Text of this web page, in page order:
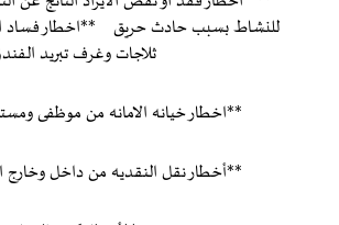
للنشاط بسبب حادث حريق **اخطار فساد
ثلاجات وغرف تبريد الفندق
**اخطار خيانه الامانه من موظفى
**أخطار نقل النقديه من داخل وخارج